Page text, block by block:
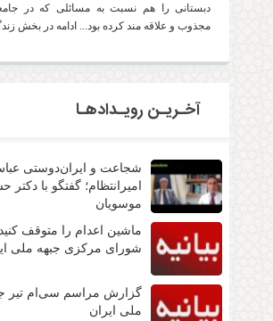
دبستانی را هم نسبت به مسائلی که در
مجذوب و علاقه مند کرده بود... ادامه در بخش
آخـریـن رویـدادهـا
شجاعت و ایران‌دوستی
امیرانتظام؛ گفتگو با دکتر
موسویان
ماشین اعدام را متوقف کنید!
شورای مرکزی جبهه ملی
گزارش مراسم سی‌ام تیر
ملی ایران